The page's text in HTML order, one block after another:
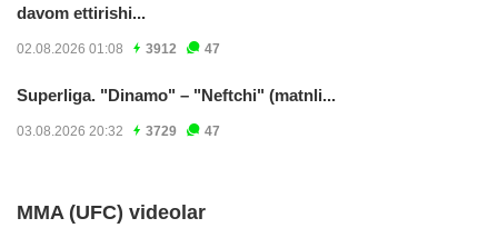
davom ettirishi...
02.08.2026 01:08 3912 47
Superliga. "Dinamo" – "Neftchi" (matnli...
03.08.2026 20:32 3729 47
MMA (UFC) videolar